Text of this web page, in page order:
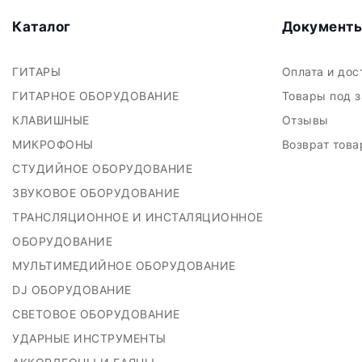
Каталог
ГИТАРЫ
ГИТАРНОЕ ОБОРУДОВАНИЕ
КЛАВИШНЫЕ
МИКРОФОНЫ
СТУДИЙНОЕ ОБОРУДОВАНИЕ
ЗВУКОВОЕ ОБОРУДОВАНИЕ
ТРАНСЛЯЦИОННОЕ И ИНСТАЛЯЦИОННОЕ
ОБОРУДОВАНИЕ
МУЛЬТИМЕДИЙНОЕ ОБОРУДОВАНИЕ
DJ ОБОРУДОВАНИЕ
СВЕТОВОЕ ОБОРУДОВАНИЕ
УДАРНЫЕ ИНСТРУМЕНТЫ
Оплата и
Товары под
Отзывы
Возврат